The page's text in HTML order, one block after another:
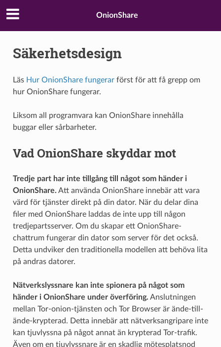
OnionShare
Säkerhetsdesign
Läs Hur OnionShare fungerarförst för att få grepp om
hur OnionShare fungerar.
Liksom all programvara kan OnionShare innehålla
buggar eller sårbarheter.
Vad OnionShare skyddar mot
Tredje part har inte tillgång till något som händer i
OnionShare. Att använda OnionShare innebär att vara
värd för tjänster direkt på din dator. När du delar dina
filer med OnionShare laddas de inte upp till någon
tredjepartsserver. Om du skapar ett OnionShare-
chattrum fungerar din dator som server för det också.
Detta undviker den traditionella modellen att behöva lita
på andras datorer.
Nätverkslyssnare kan inte spionera på något som
händer i OnionShare under överföring. Anslutningen
mellan Tor-onion-tjänsten och Tor Browser är ände-till-
ände-krypterad. Detta innebär att nätverksangripare inte
kan tjuvlyssna på något annat än krypterad Tor-trafik.
Även om en tjuvlyssnare är en skadlig mötesplatsnod